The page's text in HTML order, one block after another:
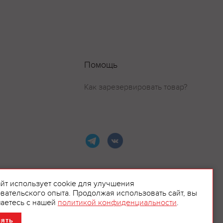
Помощь
Как зарезервировать товар?
использует cookie для улучшения
опыта. Продолжая использовать сайт, вы
с нашей политикой конфиденциальности.